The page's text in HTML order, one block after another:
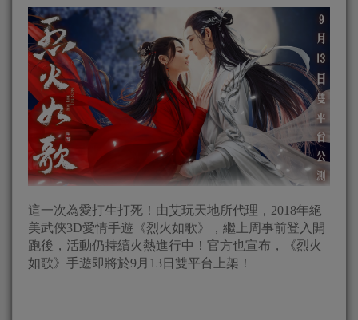
這一次為愛打生打死！由艾玩天地所代理，2018年絕
美武俠3D愛情手遊《烈火如歌》，繼上周事前登入開
跑後，活動仍持續火熱進行中！官方也宣布，《烈火
如歌》手遊即將於9月13日雙平台上架！